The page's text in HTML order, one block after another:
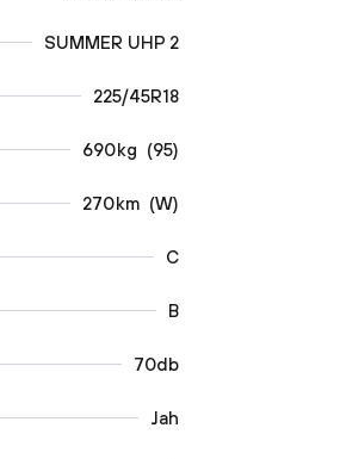
SUMMER UHP 2
225/45R18
690kg (95)
270km (W)
C
B
70db
Jah